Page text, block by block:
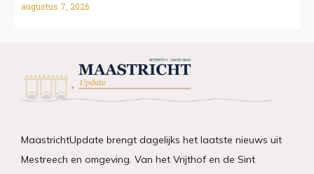
augustus 7, 2026
MaastrichtUpdate brengt dagelijks het laatste nieuws uit
Mestreech en omgeving. Van het Vrijthof en de Sint